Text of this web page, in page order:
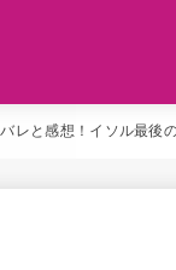
レと感想！イソル最後